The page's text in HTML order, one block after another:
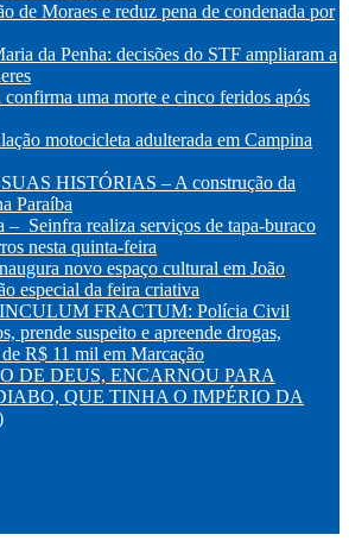
de Moraes e reduz pena de condenada por
da Penha: decisões do STF ampliaram a
uma morte e cinco feridos após
motocicleta adulterada em Campina
HISTÓRIAS – A construção da
Paraíba
– Seinfra realiza serviços de tapa-buraco
nesta quinta-feira
novo espaço cultural em João
especial da feira criativa
FRACTUM: Polícia Civil
prende suspeito e apreende drogas,
R$ 11 mil em Marcação
DE DEUS, ENCARNOU PARA
QUE TINHA O IMPÉRIO DA